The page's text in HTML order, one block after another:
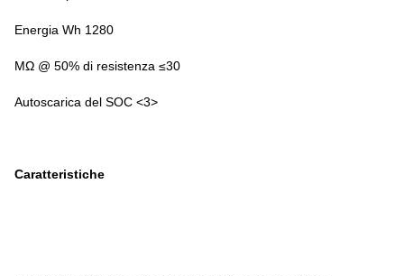
Energia Wh 1280
MΩ @ 50% di resistenza ≤30
Autoscarica del SOC <3>
Caratteristiche